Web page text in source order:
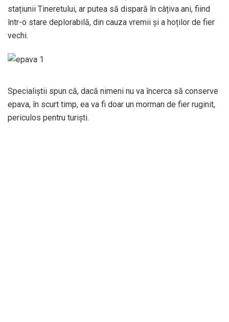
stațiunii Tineretului, ar putea să dispară în câțiva ani, fiind
într-o stare deplorabilă, din cauza vremii și a hoților de fier
vechi.
Specialiștii spun că, dacă nimeni nu va încerca să conserve
epava, în scurt timp, ea va fi doar un morman de fier ruginit,
periculos pentru turiști.